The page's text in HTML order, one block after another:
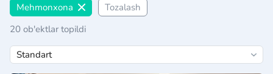
Mehmonxona
Tozalash
20 ob'ektlar topildi